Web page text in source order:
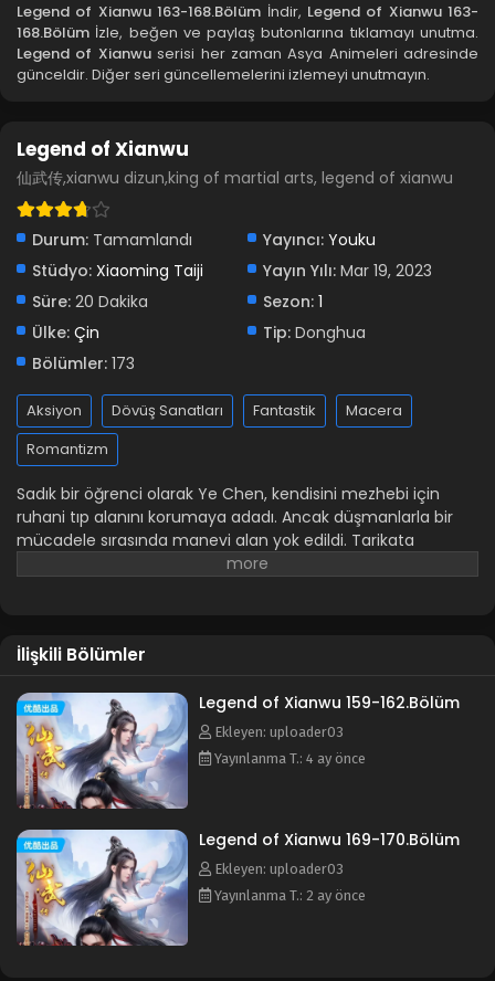
Legend of Xianwu 155.Bölüm
Blm 155 - Şubat 24, 2026
Blm 149-150 - Ocak 21, 2026
Legend of Xianwu 148.Bölüm
Legend of Xianwu 147.Bölüm
Blm 147 - Aralık 29, 2025
Legend of Xianwu 146.Bölüm
Blm 146 - Aralık 25, 2025
Legend of Xianwu 145.Bölüm
Legend of Xianwu 143-144.Bölüm
Blm 143-144 - Aralık 11, 2025
Legend of Xianwu 141-142.Bölüm
Blm 141-142 - Kasım 25, 2025
Legend of Xianwu 139-140.Bölüm
Blm 139-140 - Kasım 13, 2025
Legend of Xianwu 137-138.Bölüm
Legend of Xianwu 163-168.Bölüm İndir, Legend of Xianwu 163-
168.Bölüm İzle, beğen ve paylaş butonlarına tıklamayı unutma.
Legend of Xianwuserisi her zaman Asya Animeleri adresinde
günceldir. Diğer seri güncellemelerini izlemeyi unutmayın.
Legend of Xianwu
仙武传,xianwu dizun,king of martial arts, legend of xianwu
Durum: Tamamlandı Yayıncı: Youku
Stüdyo: Xiaoming Taiji Yayın Yılı: Mar 19, 2023
Süre: 20 Dakika Sezon: 1
Ülke: Çin Tip: Donghua
Bölümler: 173
Aksiyon Dövüş Sanatları Fantastik
Macera
Romantizm
Sadık bir öğrenci olarak Ye Chen, kendisini mezhebi için
ruhani tıp alanını korumaya adadı. Ancak düşmanlarla bir
mücadele sırasında manevi alan yok edildi. Tarikata
sadakati ve bağlılığı onu kurtaramadı. Akranlarından ve
kendini daha güçlü bir gelişimci olarak geliştirmeye
önüne serdi ve kendi hikayesini yeniden yazdı...
İlişkili Bölümler
Legend of Xianwu 159-162.Bölüm
Ekleyen: uploader03
Yayınlanma T.: 4 ay önce
Legend of Xianwu 169-170.Bölüm
Ekleyen: uploader03
Yayınlanma T.: 2 ay önce